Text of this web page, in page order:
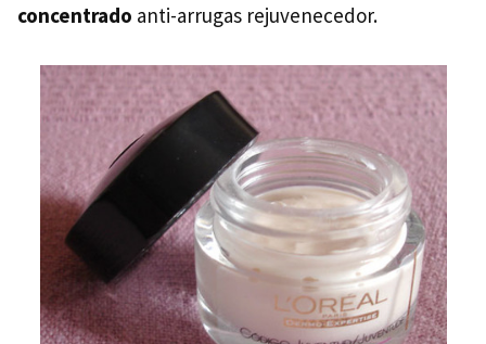
concentrado anti-arrugas rejuvenecedor.